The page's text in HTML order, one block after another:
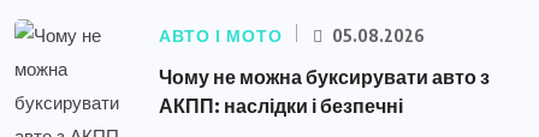
АВТО І МОТО 05.08.2026
Чому не можна буксирувати авто з
АКПП: наслідки і безпечні